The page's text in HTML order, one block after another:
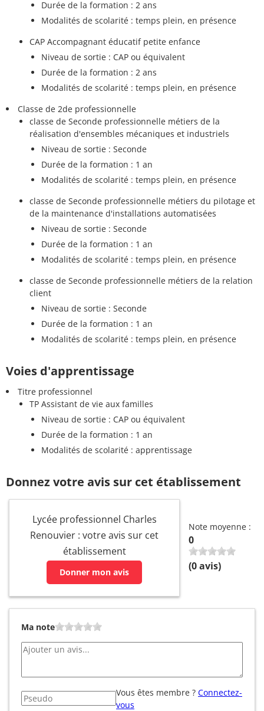
Durée de la formation : 2 ans
Modalités de scolarité : temps plein, en présence
CAP Accompagnant éducatif petite enfance
Niveau de sortie : CAP ou équivalent
Durée de la formation : 2 ans
Modalités de scolarité : temps plein, en présence
Classe de 2de professionnelle
classe de Seconde professionnelle métiers de la
réalisation d'ensembles mécaniques et industriels
Niveau de sortie : Seconde
Durée de la formation : 1 an
Modalités de scolarité : temps plein, en présence
classe de Seconde professionnelle métiers du pilotage et
de la maintenance d'installations automatisées
Niveau de sortie : Seconde
Durée de la formation : 1 an
Modalités de scolarité : temps plein, en présence
classe de Seconde professionnelle métiers de la relation
client
Niveau de sortie : Seconde
Durée de la formation : 1 an
Modalités de scolarité : temps plein, en présence
Voies d'apprentissage
Titre professionnel
TP Assistant de vie aux familles
Niveau de sortie : CAP ou équivalent
Durée de la formation : 1 an
Modalités de scolarité : apprentissage
Donnez votre avis sur cet établissement
Lycée professionnel Charles
Renouvier : votre avis sur cet
établissement
Donner mon avis
Note moyenne :
0
(0avis)
Ma note
Vous êtes membre ? Connectez-
vous